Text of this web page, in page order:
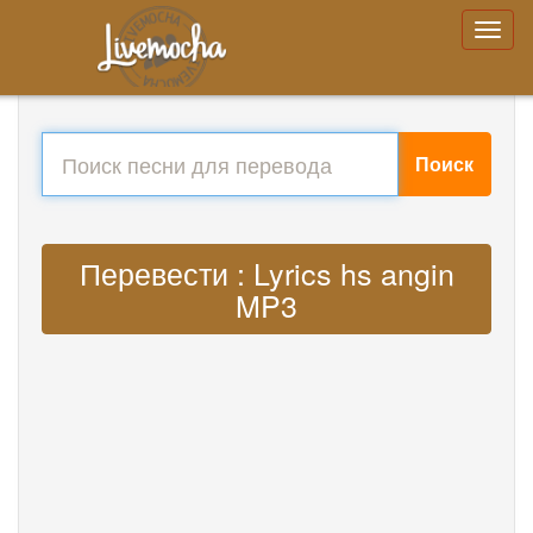
Поиск
Перевести : Lyrics hs angin
MP3